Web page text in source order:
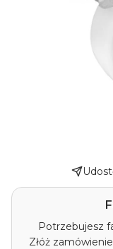
Potrzebujesz
Złóż